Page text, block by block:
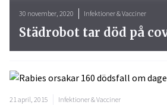
30 november, 2020 Infektioner & Vacciner
Städrobot tar död på
21 april, 2015 Infektioner & Vacciner